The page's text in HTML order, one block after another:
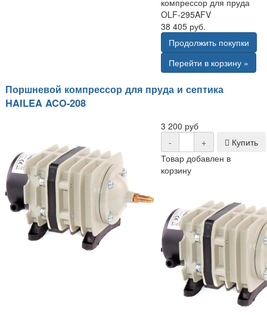
компрессор для пруда
OLF-295AFV
38 405 руб.
Продолжить покупки
Перейти в корзину »
Поршневой компрессор для пруда и септика
HAILEA ACO-208
3 200 руб
-
+
Купить
Товар добавлен в
корзину